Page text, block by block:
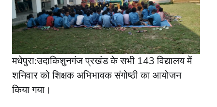
मधेपुरा:उदाकिशुनगंज प्रखंड के सभी 143 विद्यालय में
शनिवार को शिक्षक अभिभावक संगोष्ठी का आयोजन
किया गया।